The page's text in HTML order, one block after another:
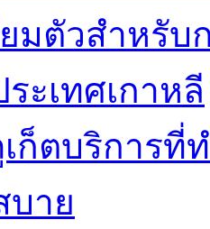
มตัวสำหรับ
ะเทศเกาหลี
เก็ตบริการ
บาย